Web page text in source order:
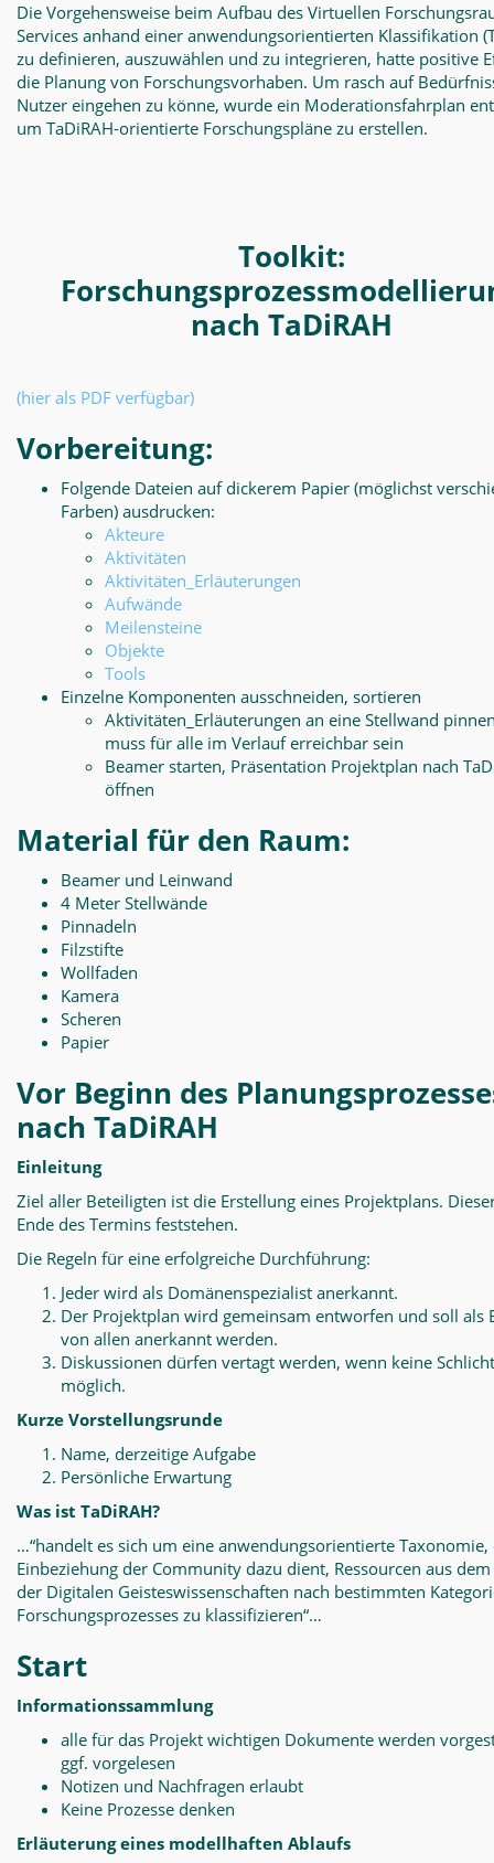
Die Vorgehensweise beim Aufbau des Virtuellen
Services anhand einer anwendungsorientierten Klassifikation
zu definieren, auszuwählen und zu integrieren, hatte positive
die Planung von Forschungsvorhaben. Um rasch auf
Nutzer eingehen zu könne, wurde ein Moderationsfahrplan
um TaDiRAH-orientierte Forschungspläne zu erstellen.
Toolkit:
nach TaDiRAH
(hier als PDF verfügbar)
Vorbereitung:
Folgende Dateien auf dickerem Papier (möglichst
Farben) ausdrucken:
Akteure
Aktivitäten
Aktivitäten_Erläuterungen
Aufwände
Meilensteine
Objekte
Tools
Einzelne Komponenten ausschneiden, sortieren
Aktivitäten_Erläuterungen an eine Stellwand
muss für alle im Verlauf erreichbar sein
Beamer starten, Präsentation Projektplan nach
öffnen
Material für den Raum:
Beamer und Leinwand
4 Meter Stellwände
Pinnadeln
Filzstifte
Wollfaden
Kamera
Scheren
Papier
Vor Beginn des
nach TaDiRAH
Einleitung
Ziel aller Beteiligten ist die Erstellung eines Projektplans.
Ende des Termins feststehen.
Die Regeln für eine erfolgreiche Durchführung:
Jeder wird als Domänenspezialist anerkannt.
Der Projektplan wird gemeinsam entworfen und soll als
von allen anerkannt werden.
Diskussionen dürfen vertagt werden, wenn keine
möglich.
Kurze Vorstellungsrunde
Name, derzeitige Aufgabe
Persönliche Erwartung
Was ist TaDiRAH?
…“handelt es sich um eine anwendungsorientierte
Einbeziehung der Community dazu dient, Ressourcen aus
der Digitalen Geisteswissenschaften nach bestimmten
Forschungsprozesses zu klassifizieren“…
Start
Informationssammlung
alle für das Projekt wichtigen Dokumente werden
ggf. vorgelesen
Notizen und Nachfragen erlaubt
Keine Prozesse denken
Erläuterung eines modellhaften Ablaufs